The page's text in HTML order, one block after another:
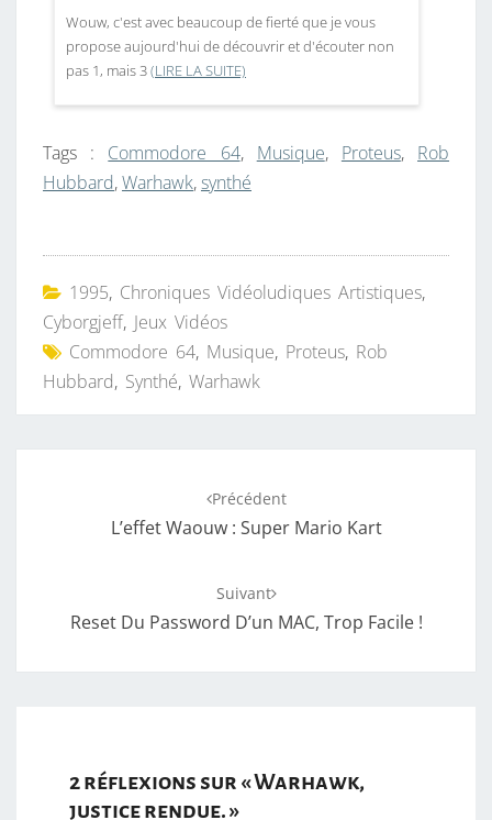
Wouw, c'est avec beaucoup de fierté que je vous
propose aujourd'hui de découvrir et d'écouter non
pas 1, mais 3(LIRE LA SUITE)
Tags : Commodore 64, Musique, Proteus, Rob
Hubbard,Warhawk,synthé
1995, Chroniques Vidéoludiques Artistiques,
Cyborgjeff, Jeux Vidéos
Commodore 64, Musique, Proteus, Rob
Hubbard, Synthé, Warhawk
Précédent
L’effet Waouw : Super Mario Kart
Suivant
Reset Du Password D’un MAC, Trop Facile !
2 réflexions sur «Warhawk,
justice rendue.»